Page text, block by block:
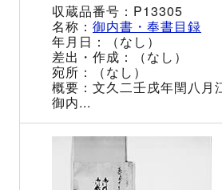
P13305
御内書・奉書目録
（なし）
（なし）
（なし）
文久二壬戌年閏八
御内...